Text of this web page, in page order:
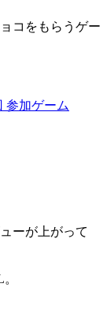
コをもらうゲー
参加ゲーム
ーが上がって